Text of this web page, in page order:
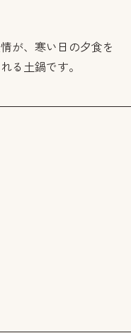
が、寒い日の夕食を
る土鍋です。